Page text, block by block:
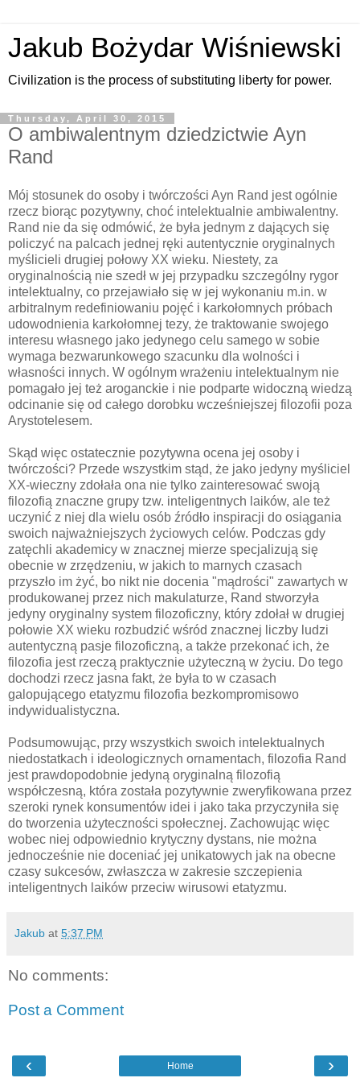
Jakub Bożydar Wiśniewski
Civilization is the process of substituting liberty for power.
Thursday, April 30, 2015
O ambiwalentnym dziedzictwie Ayn
Rand
Mój stosunek do osoby i twórczości Ayn Rand jest ogólnie
rzecz biorąc pozytywny, choć intelektualnie ambiwalentny.
Rand nie da się odmówić, że była jednym z dających się
policzyć na palcach jednej ręki autentycznie oryginalnych
myślicieli drugiej połowy XX wieku. Niestety, za
oryginalnością nie szedł w jej przypadku szczególny rygor
intelektualny, co przejawiało się w jej wykonaniu m.in. w
arbitralnym redefiniowaniu pojęć i karkołomnych próbach
udowodnienia karkołomnej tezy, że traktowanie swojego
interesu własnego jako jedynego celu samego w sobie
wymaga bezwarunkowego szacunku dla wolności i
własności innych. W ogólnym wrażeniu intelektualnym nie
pomagało jej też aroganckie i nie podparte widoczną wiedzą
odcinanie się od całego dorobku wcześniejszej filozofii poza
Arystotelesem.
Skąd więc ostatecznie pozytywna ocena jej osoby i
twórczości? Przede wszystkim stąd, że jako jedyny myśliciel
XX-wieczny zdołała ona nie tylko zainteresować swoją
filozofią znaczne grupy tzw. inteligentnych laików, ale też
uczynić z niej dla wielu osób źródło inspiracji do osiągania
swoich najważniejszych życiowych celów. Podczas gdy
zatęchli akademicy w znacznej mierze specjalizują się
obecnie w zrzędzeniu, w jakich to marnych czasach
przyszło im żyć, bo nikt nie docenia "mądrości" zawartych w
produkowanej przez nich makulaturze, Rand stworzyła
jedyny oryginalny system filozoficzny, który zdołał w drugiej
połowie XX wieku rozbudzić wśród znacznej liczby ludzi
autentyczną pasje filozoficzną, a także przekonać ich, że
filozofia jest rzeczą praktycznie użyteczną w życiu. Do tego
dochodzi rzecz jasna fakt, że była to w czasach
galopującego etatyzmu filozofia bezkompromisowo
indywidualistyczna.
Podsumowując, przy wszystkich swoich intelektualnych
niedostatkach i ideologicznych ornamentach, filozofia Rand
jest prawdopodobnie jedyną oryginalną filozofią
współczesną, która została pozytywnie zweryfikowana przez
szeroki rynek konsumentów idei i jako taka przyczyniła się
do tworzenia użyteczności społecznej. Zachowując więc
wobec niej odpowiednio krytyczny dystans, nie można
jednocześnie nie doceniać jej unikatowych jak na obecne
czasy sukcesów, zwłaszcza w zakresie szczepienia
inteligentnych laików przeciw wirusowi etatyzmu.
Jakub at 5:37 PM
No comments:
Post a Comment
‹ ›
Home